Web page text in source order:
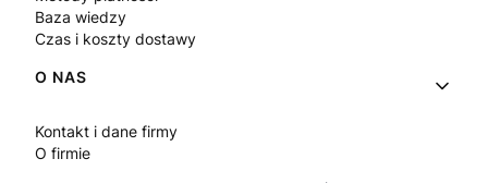
Baza wiedzy
Czas i koszty dostawy
O NAS
Kontakt i dane firmy
O firmie